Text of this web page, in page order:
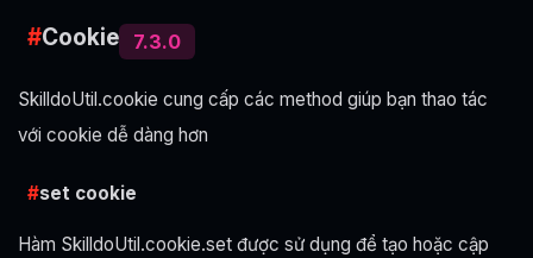
Cookie 7.3.0
SkilldoUtil.cookie cung cấp các method giúp bạn thao tác
với cookie dễ dàng hơn
set cookie
Hàm SkilldoUtil.cookie.set được sử dụng để tạo hoặc cập